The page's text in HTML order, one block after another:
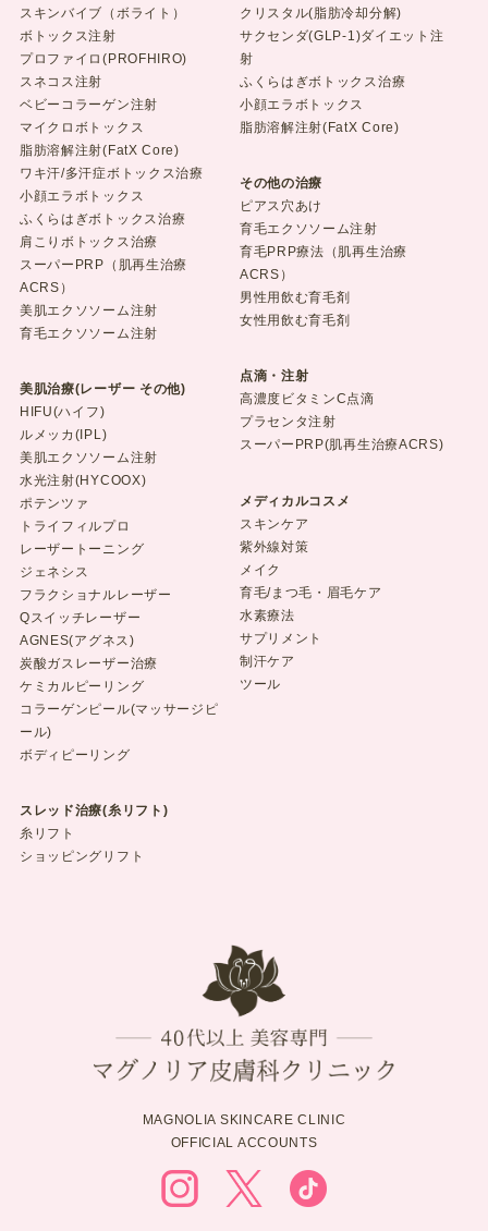
スキンバイブ（ボライト）
ボトックス注射
プロファイロ(PROFHIRO)
スネコス注射
ベビーコラーゲン注射
マイクロボトックス
脂肪溶解注射(FatX Core)
ワキ汗/多汗症ボトックス治療
小顔エラボトックス
ふくらはぎボトックス治療
肩こりボトックス治療
スーパーPRP（肌再生治療
ACRS）
美肌エクソソーム注射
育毛エクソソーム注射
美肌治療(レーザー その他)
HIFU(ハイフ)
ルメッカ(IPL)
美肌エクソソーム注射
水光注射(HYCOOX)
ポテンツァ
トライフィルプロ
レーザートーニング
ジェネシス
フラクショナルレーザー
Qスイッチレーザー
AGNES(アグネス)
炭酸ガスレーザー治療
ケミカルピーリング
コラーゲンピール(マッサージピ
ール)
ボディピーリング
スレッド治療(糸リフト)
糸リフト
ショッピングリフト
クリスタル(脂肪冷却分解)
サクセンダ(GLP-1)ダイエット注
射
ふくらはぎボトックス治療
小顔エラボトックス
脂肪溶解注射(FatX Core)
その他の治療
ピアス穴あけ
育毛エクソソーム注射
育毛PRP療法（肌再生治療
ACRS）
男性用飲む育毛剤
女性用飲む育毛剤
点滴・注射
高濃度ビタミンC点滴
プラセンタ注射
スーパーPRP(肌再生治療ACRS)
メディカルコスメ
スキンケア
紫外線対策
メイク
育毛/まつ毛・眉毛ケア
水素療法
サプリメント
制汗ケア
ツール
MAGNOLIA SKINCARE CLINIC
OFFICIAL ACCOUNTS